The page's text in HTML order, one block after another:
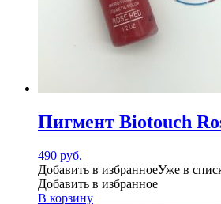
Пигмент Biotouch
490 руб.
Добавить в избранноеУже в
Добавить в избранное
В корзину